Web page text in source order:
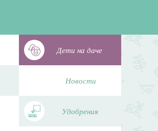
Дети на даче
Новости
Удобрения